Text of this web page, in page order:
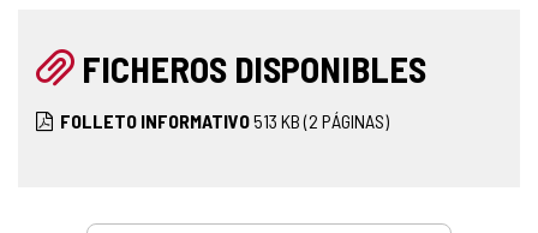
FICHEROS DISPONIBLES
FOLLETO INFORMATIVO513 KB(2 PÁGINAS)